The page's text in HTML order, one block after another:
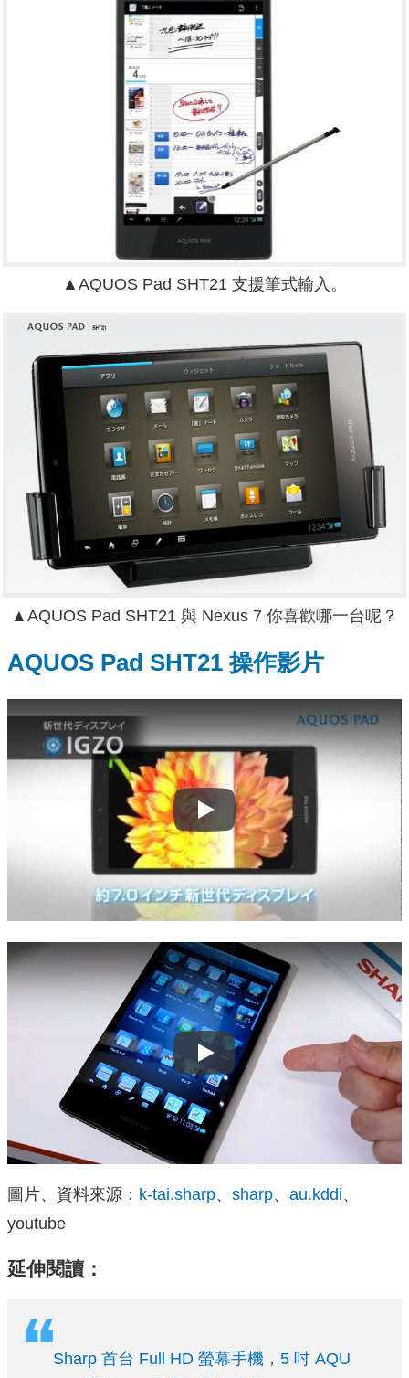
▲ AQUOS Pad SHT21 支援筆式輸入。
▲ AQUOS Pad SHT21 與 Nexus 7 你喜歡哪一台呢？
AQUOS Pad SHT21 操作影片
Play
Play
圖片、資料來源： k-tai.sharp、 sharp、 au.kddi、
youtube
延伸閱讀：
Sharp 首台 Full HD 螢幕手機，5 吋 AQU